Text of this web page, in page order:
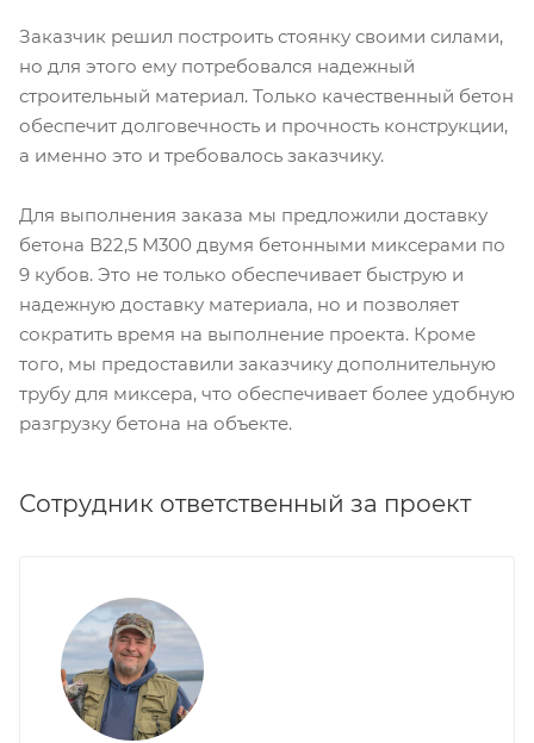
Заказчик решил построить стоянку своими силами,
но для этого ему потребовался надежный
строительный материал. Только качественный бетон
обеспечит долговечность и прочность конструкции,
а именно это и требовалось заказчику.
Для выполнения заказа мы предложили доставку
бетона В22,5 М300 двумя бетонными миксерами по
9 кубов. Это не только обеспечивает быструю и
надежную доставку материала, но и позволяет
сократить время на выполнение проекта. Кроме
того, мы предоставили заказчику дополнительную
трубу для миксера, что обеспечивает более удобную
разгрузку бетона на объекте.
Сотрудник ответственный за проект